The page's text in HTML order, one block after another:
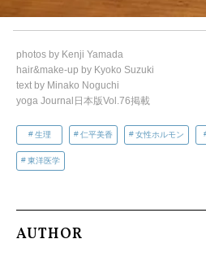
photos by Kenji Yamada
hair&make-up by Kyoko Suzuki
text by Minako Noguchi
yoga Journal日本版Vol.76掲載
生理 仁平美香 女性ホルモン
東洋医学
AUTHOR